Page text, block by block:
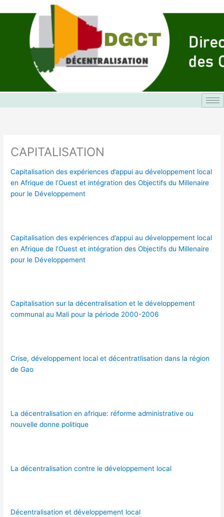
au
CAPITALISATION
Capitalisation des expériences d’appui au développement local
en Afrique de l’Ouest et intégration des Objectifs du Millenaire
pour le Développement
Capitalisation des expériences d’appui au développement local
en Afrique de l’Ouest et intégration des Objectifs du Millenaire
pour le Développement
Capitalisation sur la décentralisation et le développement
communal au Mali pour la période 2000-2006
Crise, développement local et décentratlisation dans la région
de Gao
La décentralisation en afrique: réforme administrative ou
nouvelle donne politique
La décentralisation contre le développement local
Décentralisation et développement local